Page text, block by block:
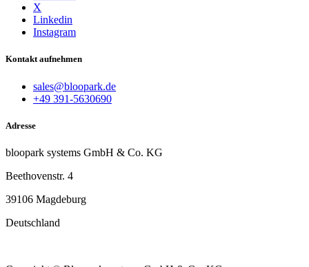
X
Linkedin
Instagram
Kontakt aufnehmen
sales@bloopark.de
+49 391-5630690
Adresse
bloopark systems GmbH & Co. KG
Beethovenstr. 4
39106 Magdeburg
Deutschland